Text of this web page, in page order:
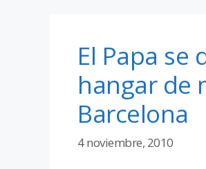
El Papa se
hangar de
Barcelona
4 noviembre, 2010